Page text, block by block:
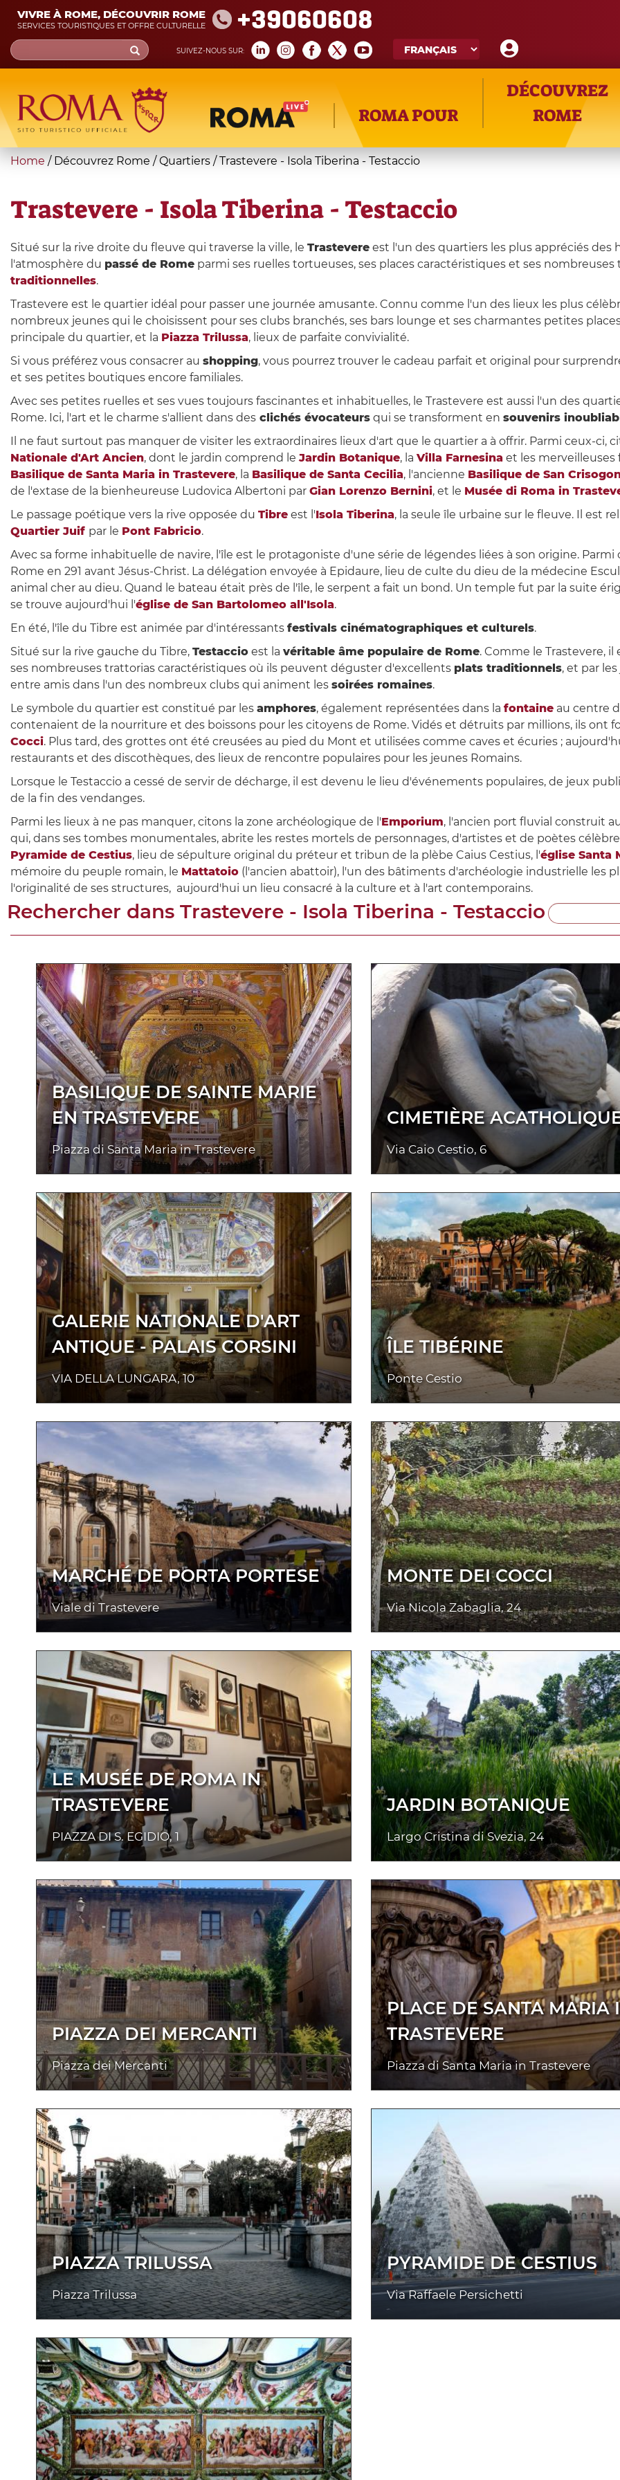
Skip
main
content
VIVRE À ROME, DÉCOUVRIR ROME
SERVICES TOURISTIQUES ET OFFRE CULTURELLE +39060608
SUIVEZ-NOUS SUR:
Search
form
Recherche
ROMA POUR
DÉCOUVREZ
ROME
You
here
Home / Découvrez Rome /Quartiers /Trastevere - Isola Tiberina - Testaccio
Trastevere - Isola Tiberina - Testaccio
Situé sur la rive droite du fleuve qui traverse la ville, le Trastevere est l'un des quartiers les plus appréciés
l'atmosphère du passé de Rome parmi ses ruelles tortueuses, ses places caractéristiques et ses
traditionnelles.
Trastevere est le quartier idéal pour passer une journée amusante. Connu comme l'un des lieux les plus
nombreux jeunes qui le choisissent pour ses clubs branchés, ses bars lounge et ses charmantes petites
principale du quartier, et la Piazza Trilussa, lieux de parfaite convivialité.
Si vous préférez vous consacrer au shopping, vous pourrez trouver le cadeau parfait et original pour
et ses petites boutiques encore familiales.
Avec ses petites ruelles et ses vues toujours fascinantes et inhabituelles, le Trastevere est aussi l'un des
Rome. Ici, l'art et le charme s'allient dans des clichés évocateurs qui se transforment en souvenirs
Il ne faut surtout pas manquer de visiter les extraordinaires lieux d'art que le quartier a à offrir. Parmi ceux-ci,
Nationale d'Art Ancien, dont le jardin comprend leJardin Botanique, la Villa Farnesina et les
Basilique de Santa Maria in Trastevere, la Basilique de Santa Cecilia, l'ancienne Basilique de San
de l'extase de la bienheureuse Ludovica Albertoni par Gian Lorenzo Bernini, et le Musée di Roma in
Le passage poétique vers la rive opposée du Tibre est l'Isola Tiberina, la seule île urbaine sur le fleuve. Il est
Quartier Juif par le Pont Fabricio.
Avec sa forme inhabituelle de navire, l'île est le protagoniste d'une série de légendes liées à son origine.
Rome en 291 avant Jésus-Christ. La délégation envoyée à Epidaure, lieu de culte du dieu de la médecine
animal cher au dieu. Quand le bateau était près de l'île, le serpent a fait un bond. Un temple fut par la suite
se trouve aujourd'hui l'église de San Bartolomeo all'Isola.
En été, l'île du Tibre est animée par d'intéressants festivals cinématographiques et culturels.
Situé sur la rive gauche du Tibre, Testaccio est la véritable âme populaire de Rome. Comme le Trastevere,
ses nombreuses trattorias caractéristiques où ils peuvent déguster d'excellents plats traditionnels, et par
entre amis dans l'un des nombreux clubs qui animent les soirées romaines.
Le symbole du quartier est constitué par les amphores, également représentées dans la fontaine au centre
contenaient de la nourriture et des boissons pour les citoyens de Rome. Vidés et détruits par millions, ils ont
Cocci. Plus tard, des grottes ont été creusées au pied du Mont et utilisées comme caves et écuries ;
restaurants et des discothèques, des lieux de rencontre populaires pour les jeunes Romains.
Lorsque le Testaccio a cessé de servir de décharge, il est devenu le lieu d'événements populaires, de jeux
de la fin des vendanges.
Parmi les lieux à ne pas manquer, citons la zone archéologique de l'Emporium, l'ancien port fluvial construit
qui, dans ses tombes monumentales, abrite les restes mortels de personnages, d'artistes et de poètes
Pyramide de Cestius, lieu de sépulture original du préteur et tribun de la plèbe Caius Cestius, l'église Santa
mémoire du peuple romain, le Mattatoio (l'ancien abattoir), l'un des bâtiments d'archéologie industrielle les
l'originalité de ses structures, aujourd'hui un lieu consacré à la culture et à l'art contemporains.
Rechercher dans Trastevere - Isola Tiberina - Testaccio
BASILIQUE DE SAINTE MARIE
EN TRASTEVERE
Piazza di Santa Maria in Trastevere
CIMETIÈRE
Via Caio Cestio, 6
GALERIE NATIONALE D'ART
ANTIQUE - PALAIS CORSINI
VIA DELLA LUNGARA, 10
ÎLE TIBÉRINE
Ponte Cestio
MARCHÉ DE PORTA PORTESE
Viale di Trastevere
MONTE DEI COCCI
Via Nicola Zabaglia, 24
LE MUSÉE DE ROMA IN
TRASTEVERE
PIAZZA DI S. EGIDIO, 1
JARDIN BOTANIQUE
Largo Cristina di Svezia, 24
PIAZZA DEI MERCANTI
Piazza dei Mercanti
PLACE DE SANTA MARIA
TRASTEVERE
Piazza di Santa Maria in Trastevere
PIAZZA TRILUSSA
Piazza Trilussa
PYRAMIDE DE CESTIUS
Via Raffaele Persichetti